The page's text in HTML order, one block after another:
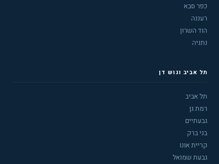
כפר סבא
רעננה
הוד השרון
נתניה
תל אביב וגוש דן
תל אביב
רמת גן
גבעתיים
בני ברק
קריית אונו
גבעת שמואל